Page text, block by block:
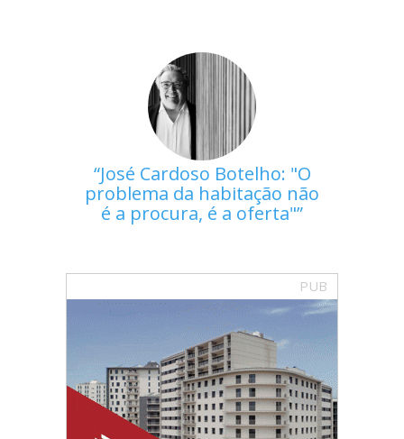
José Cardoso Botelho: "O
problema da habitação não
é a procura, é a oferta"
PUB